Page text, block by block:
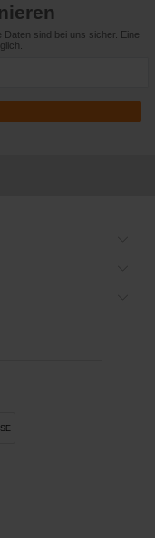
sind bei uns sicher. Eine